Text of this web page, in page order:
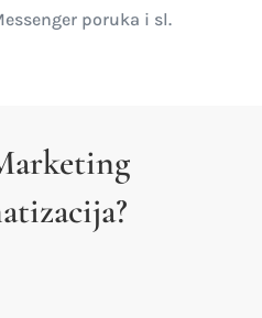
poruka i sl.